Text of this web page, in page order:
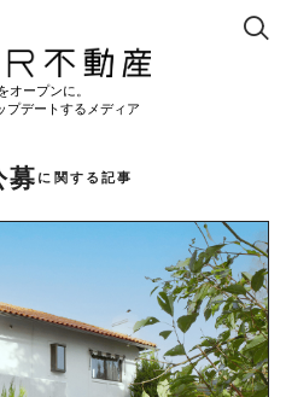
オープンに。
プデートするメディア
募 に関する記事